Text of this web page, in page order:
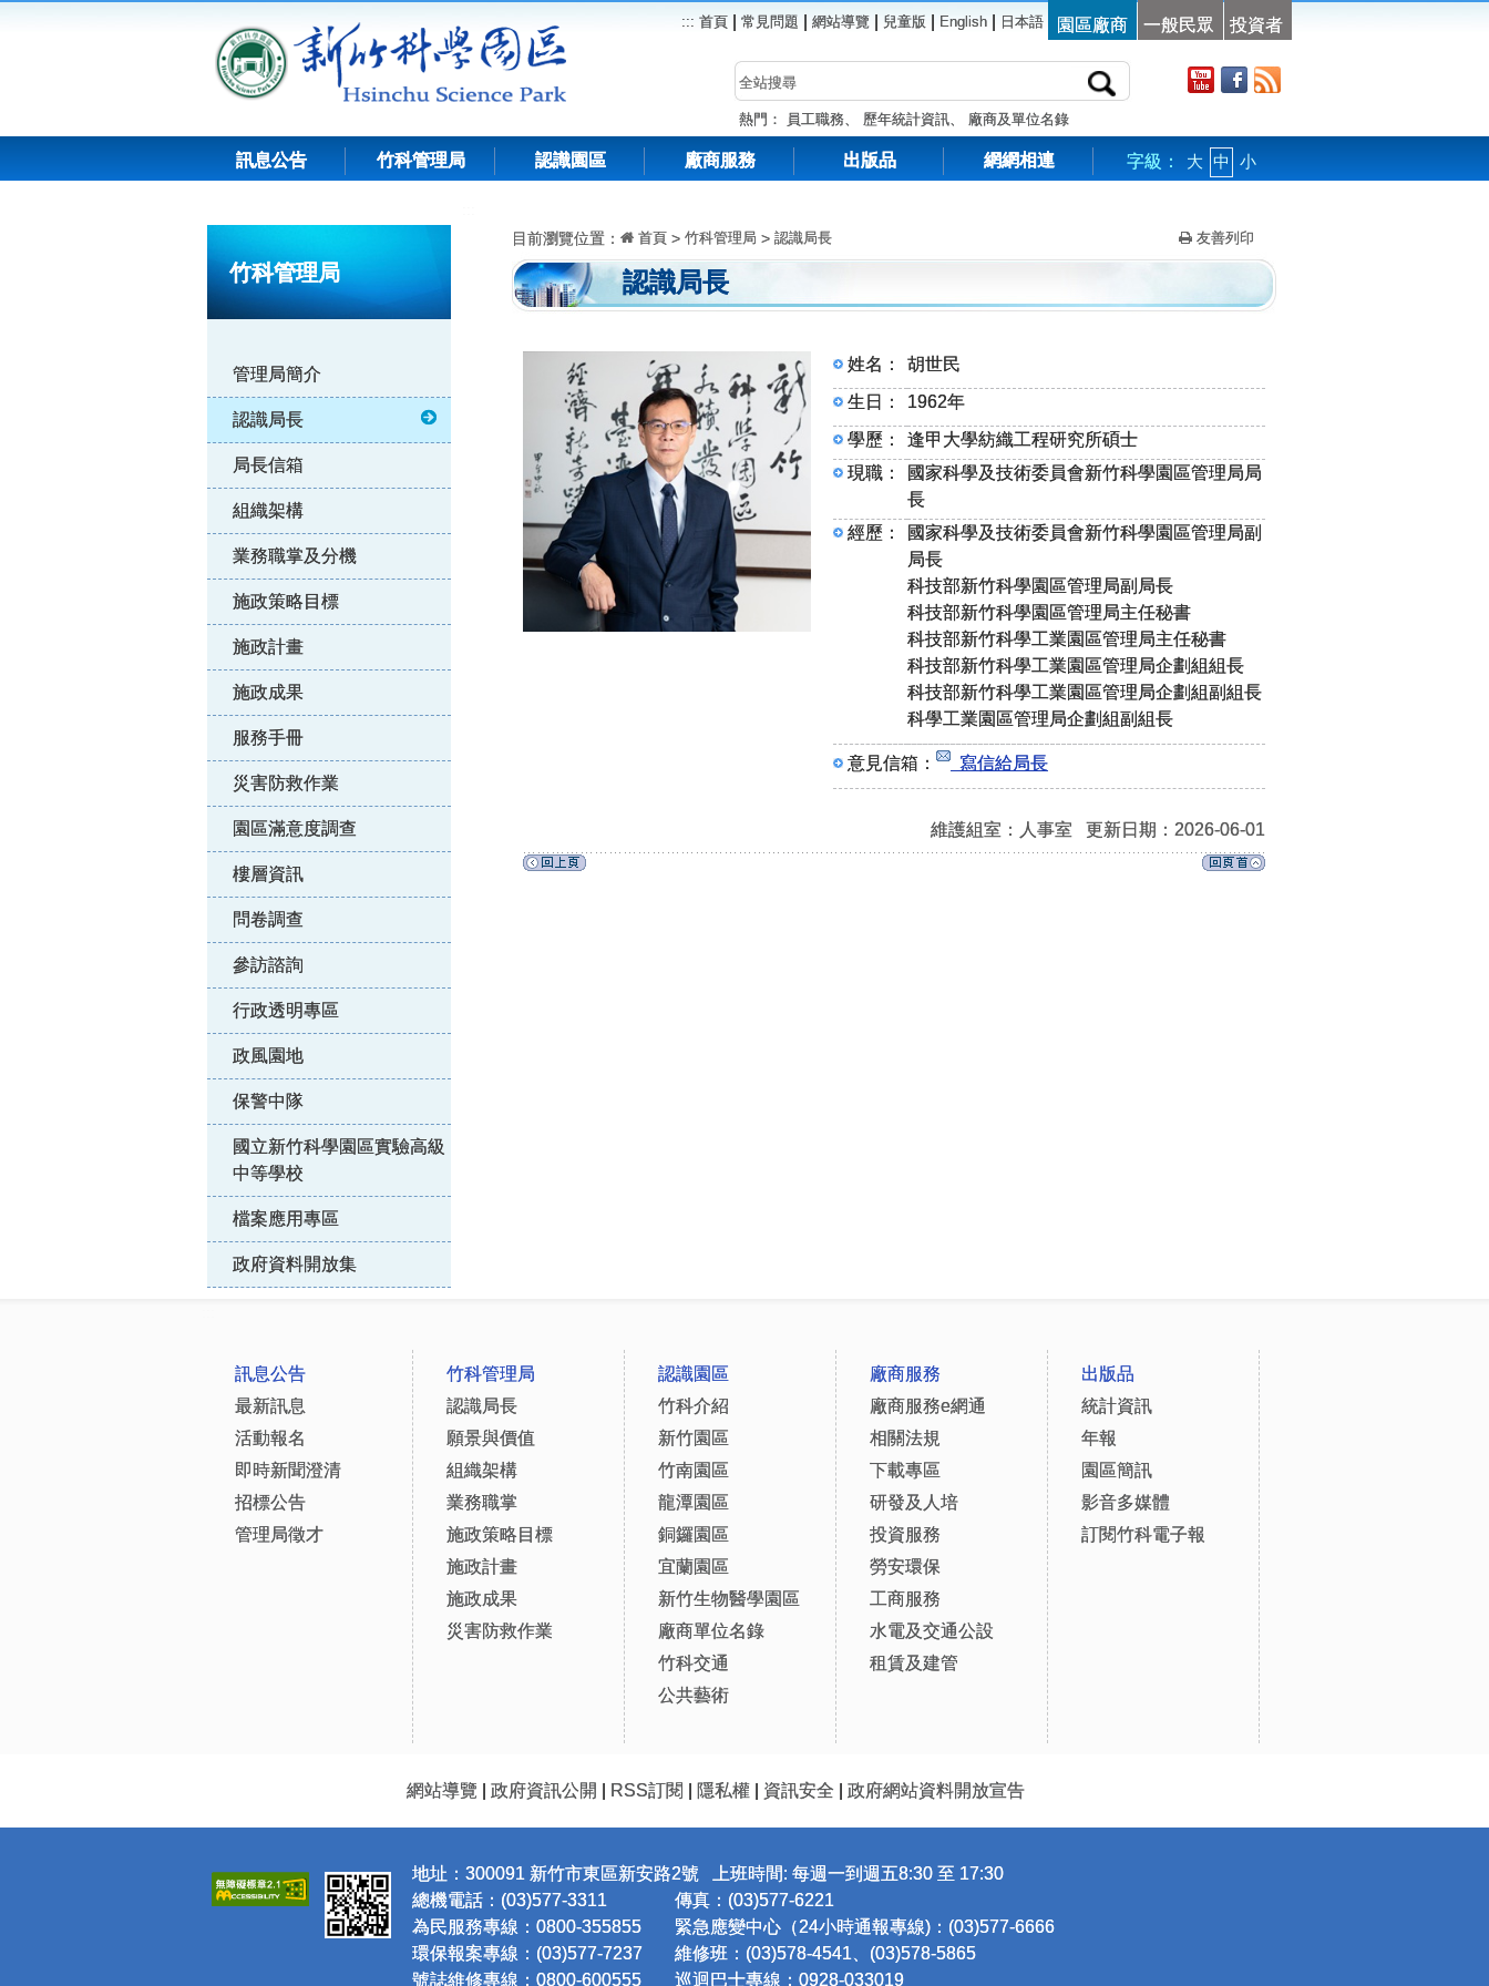
::: 首頁 常見問題 網站導覽 兒童版 English 日本語 園區廠商 一般民眾 投資者
熱門： 員工職務、 歷年統計資訊、 廠商及單位名錄
訊息公告 竹科管理局 認識園區 廠商服務 出版品 網網相連 字級： 大 中 小
竹科管理局
管理局簡介
認識局長
局長信箱
組織架構
業務職掌及分機
施政策略目標
施政計畫
施政成果
服務手冊
災害防救作業
園區滿意度調查
樓層資訊
問卷調查
參訪諮詢
行政透明專區
政風園地
保警中隊
國立新竹科學園區實驗高級
中等學校
檔案應用專區
政府資料開放集
目前瀏覽位置： 首頁 > 竹科管理局 > 認識局長 友善列印
認識局長
姓名：
胡世民
生日：
1962年
學歷：
逢甲大學紡織工程研究所碩士
現職：
國家科學及技術委員會新竹科學園區管理局局
長
經歷：
國家科學及技術委員會新竹科學園區管理局副
局長
科技部新竹科學園區管理局副局長
科技部新竹科學園區管理局主任秘書
科技部新竹科學工業園區管理局主任秘書
科技部新竹科學工業園區管理局企劃組組長
科技部新竹科學工業園區管理局企劃組副組長
科學工業園區管理局企劃組副組長
意見信箱： 寫信給局長
維護組室：人事室 更新日期：2026-06-01
訊息公告
最新訊息
活動報名
即時新聞澄清
招標公告
管理局徵才
竹科管理局
認識局長
願景與價值
組織架構
業務職掌
施政策略目標
施政計畫
施政成果
災害防救作業
認識園區
竹科介紹
新竹園區
竹南園區
龍潭園區
銅鑼園區
宜蘭園區
新竹生物醫學園區
廠商單位名錄
竹科交通
公共藝術
廠商服務
廠商服務e網通
相關法規
下載專區
研發及人培
投資服務
勞安環保
工商服務
水電及交通公設
租賃及建管
出版品
統計資訊
年報
園區簡訊
影音多媒體
訂閱竹科電子報
網站導覽 政府資訊公開 RSS訂閱 隱私權 資訊安全 政府網站資料開放宣告
地址：300091 新竹市東區新安路2號 上班時間: 每週一到週五8:30 至 17:30
總機電話：(03)577-3311
傳真：(03)577-6221
為民服務專線：0800-355855
緊急應變中心（24小時通報專線)：(03)577-6666
環保報案專線：(03)577-7237
維修班：(03)578-4541、(03)578-5865
號誌維修專線：0800-600555
巡迴巴士專線：0928-033019